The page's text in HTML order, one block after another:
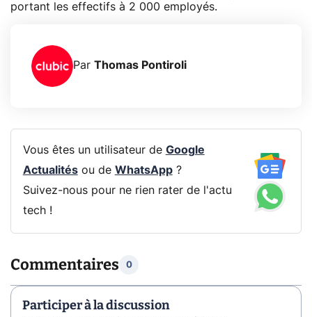
portant les effectifs à 2 000 employés.
Par Thomas Pontiroli
Vous êtes un utilisateur de Google
Actualitésou de WhatsApp?
Suivez-nous pour ne rien rater de l'actu
tech !
Commentaires 0
Participer à la discussion